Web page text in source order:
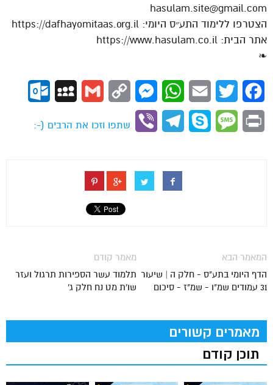
hasulam.site@gmail.com
הצטרפו ללימוד התע״ס היומי: https://dafhayomitaas.org.il
אתר הבית: https://www.hasulam.co.il
❧
Facebook
Twitter
Email
WhatsApp
Messenger
Copy
Gmail
MySpace
Print
Message
Skype
Telegram
Viber
שתפו וזכו את הרבים (-:
מאמר קודם
תלמוד עשר הספירות תרגול ועזר
שו'ת מט נח חלק ג'
המאמר הבא
הדף היומי בתע"ס - חלק ה | שיעור
31 עמודים שמ"ו - שמ"ז - סיכום
מאמרים קשורים
תוכן קודם